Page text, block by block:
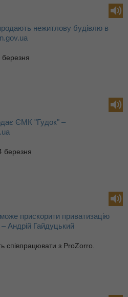
нежитлову будівлю в
ЄМК "Гудок" –
березня
прискорити приватизацію
Андрій Гайдуцький
співпрацювати з ProZorro.